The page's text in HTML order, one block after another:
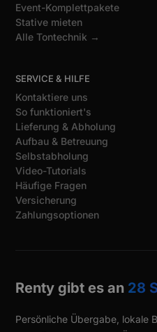
Event-Komplettpakete
Stative mieten
Alle Tontechnik →
SERVICE & HILFE
Kontaktiere uns
So funktioniert's
Lieferung & Abholung
Aufbau & Betreuung
Selbstabholung
Video-Tutorials
Häufige Fragen
Versicherung
Zahlungsoptionen
Renty gibt es an 28
Persönliche Übergabe, lokale